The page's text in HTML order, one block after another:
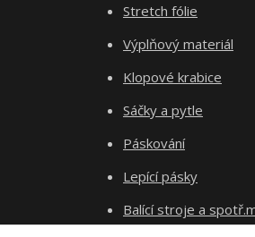
Stretch fólie
Výplňový materiál
Klopové krabice
Sáčky a pytle
Páskování
Lepící pásky
Balící stroje a